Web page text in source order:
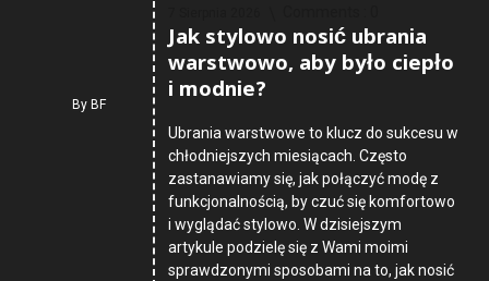
ByBF
Jak stylowo nosić ubrania
warstwowo, aby było ciepło
i modnie?
Ubrania warstwowe to klucz do sukcesu w
chłodniejszych miesiącach. Często
zastanawiamy się, jak połączyć modę z
funkcjonalnością, by czuć się komfortowo
i wyglądać stylowo. W dzisiejszym
artykule podzielę się z Wami moimi
sprawdzonymi sposobami na to, jak nosić